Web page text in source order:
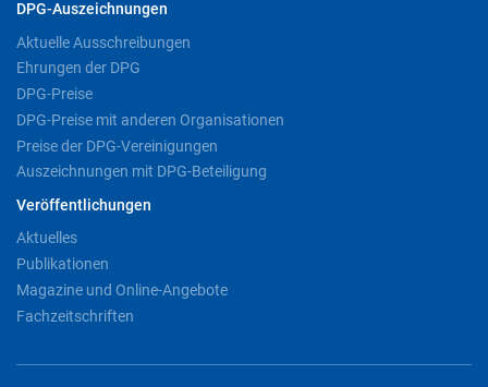
DPG-Auszeichnungen
Aktuelle Ausschreibungen
Ehrungen der DPG
DPG-Preise
DPG-Preise mit anderen Organisationen
Preise der DPG-Vereinigungen
Auszeichnungen mit DPG-Beteiligung
Veröffentlichungen
Aktuelles
Publikationen
Magazine und Online-Angebote
Fachzeitschriften